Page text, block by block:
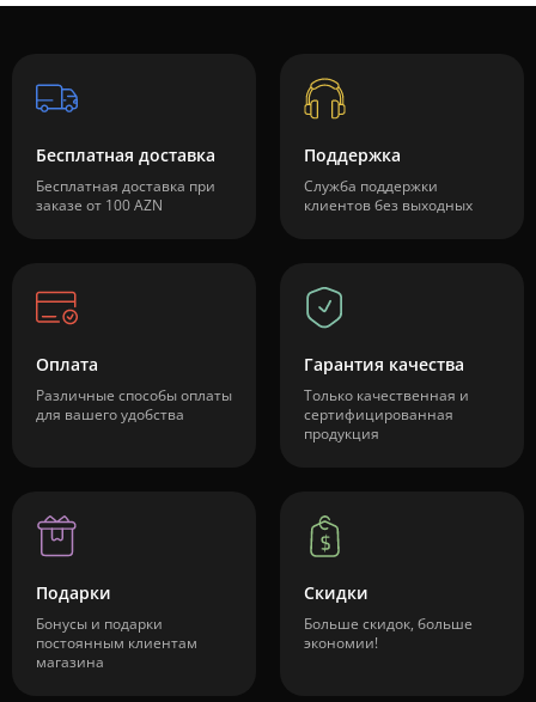
Бесплатная доставка
Бесплатная доставка при
заказе от 100 AZN
Поддержка
Служба поддержки
клиентов без выходных
Оплата
Различные способы оплаты
для вашего удобства
Гарантия качества
Только качественная и
сертифицированная
продукция
Подарки
Бонусы и подарки
постоянным клиентам
магазина
Скидки
Больше скидок, больше
экономии!